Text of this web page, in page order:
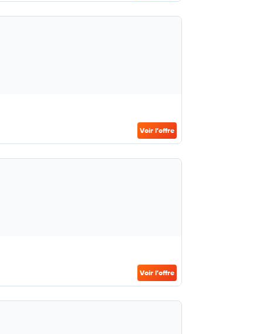
Voir l’offre
Voir l’offre